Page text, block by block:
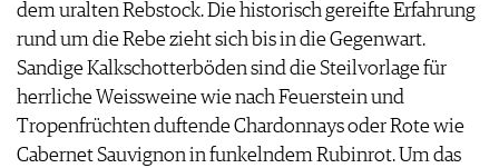
dem uralten Rebstock. Die historisch gereifte Erfahrung
rund um die Rebe zieht sich bis in die Gegenwart.
Sandige Kalkschotterböden sind die Steilvorlage für
herrliche Weissweine wie nach Feuerstein und
Tropenfrüchten duftende Chardonnays oder Rote wie
Cabernet Sauvignon in funkelndem Rubinrot. Um das